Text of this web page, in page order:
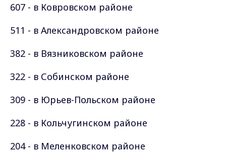
607 - в Ковровском районе
511 - в Александровском районе
382 - в Вязниковском районе
322 - в Собинском районе
309 - в Юрьев-Польском районе
228 - в Кольчугинском районе
204 - в Меленковском районе